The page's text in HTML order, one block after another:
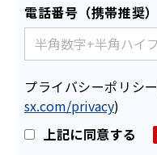
電話番号（携帯推奨）
プライバシーポリシー
sx.com/privacy)
上記に同意する